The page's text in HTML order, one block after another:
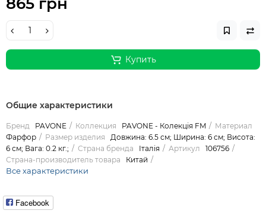
Купить
Общие характеристики
Бренд PAVONE Коллекция PAVONE - Колекція FM
Материал
Фарфор
Размер изделия
Довжина: 6.5 см; Ширина: 6 см; Висота:
6 см; Вага: 0.2 кг.;
Страна бренда Італія Артикул
106756
Страна-производитель товара
Китай
Все характеристики
Facebook